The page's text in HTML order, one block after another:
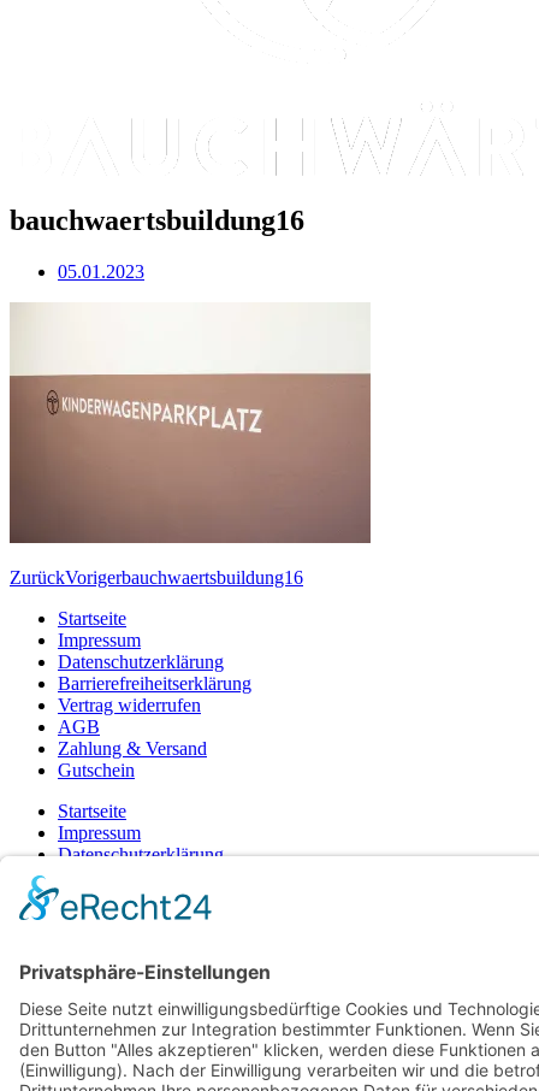
bauchwaertsbuildung16
05.01.2023
ZurückVorigerbauchwaertsbuildung16
Startseite
Impressum
Datenschutzerklärung
Barrierefreiheitserklärung
Vertrag widerrufen
AGB
Zahlung & Versand
Gutschein
Startseite
Impressum
Datenschutzerklärung
Vertrag widerrufen
AGB
Gutschein
© 2026Bauchwärts Paderborn|hello@bauchwaerts-paderborn.de